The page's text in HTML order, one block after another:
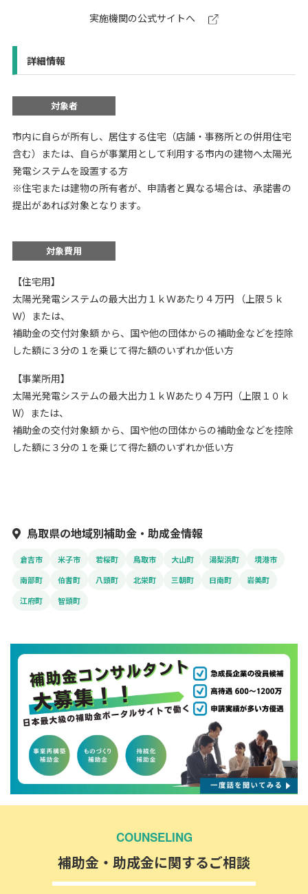
実施機関の公式サイトへ
詳細情報
対象者
市内に自らが所有し、居住する住宅（店舗・事務所との併用住宅
含む）または、自らが事業用として利用する市内の建物へ太陽光
発電システムを設置する方
※住宅または建物の所有者が、申請者と異なる場合は、承諾書の
提出があれば対象となります。
対象費用
【住宅用】
太陽光発電システムの最大出力１ｋＷあたり４万円 （上限５ｋ
Ｗ）または、
補助金の交付対象額 から、国や他の団体からの補助金などを控除
した額に３分の１を乗じて得た額のいずれか低い方
【事業所用】
太陽光発電システムの最大出力１ｋWあたり４万円（上限１０ｋ
W）または、
補助金の交付対象額 から、国や他の団体からの補助金などを控除
した額に３分の１を乗じて得た額のいずれか低い方
鳥取県の地域別補助金・助成金情報
倉吉市 米子市 若桜町 鳥取市 大山町 湯梨浜町
境港市
南部町
伯耆町 八頭町 北栄町 三朝町 日南町
岩美町
江府町
智頭町
COUNSELING
補助金・助成金に関するご相談